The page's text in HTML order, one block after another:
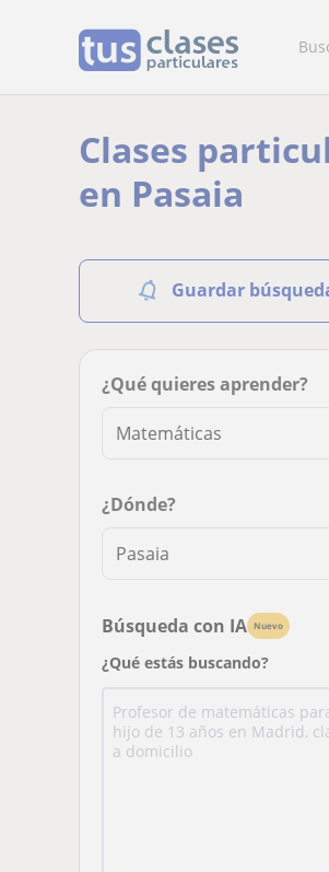
Clases
en Pasaia
Guardar
¿Qué quieres aprender?
¿Dónde?
Búsqueda con IA Nuevo
¿Qué estás buscando?